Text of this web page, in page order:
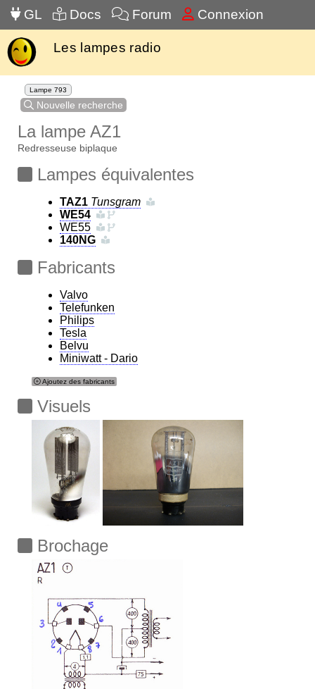
GL Docs Forum Connexion
Les lampes radio
Lampe 793
Nouvelle recherche
La lampe AZ1
Redresseuse biplaque
Lampes équivalentes
TAZ1 Tunsgram
WE54
WE55
140NG
Fabricants
Valvo
Telefunken
Philips
Tesla
Belvu
Miniwatt - Dario
Ajoutez des fabricants
Visuels
Brochage